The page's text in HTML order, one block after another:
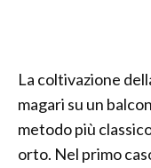
La coltivazione
magari su un
metodo più
orto. Nel primo